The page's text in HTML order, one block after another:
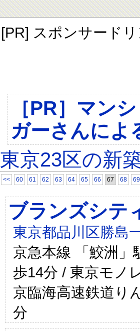
[PR] スポンサード
［PR］マン
ガーさんによ
東京23区の新
<< 60 61 62 63 64 65 66 67 68 69
ブランズシテ
東京都品川区勝島
京急本線 「鮫洲」
歩14分 / 東京モノ
京臨海高速鉄道り
分